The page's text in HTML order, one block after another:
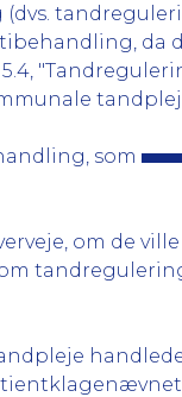
tandpleje
som
om de